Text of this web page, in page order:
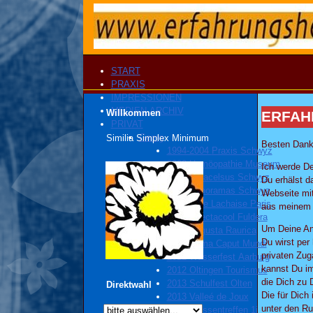
START
PRAXIS
IMPRESSIONEN
MEDIEN ARCHIV
PRIVAT
Georg
1994-2004 Praxis Schwyz
2000 Homöopathie Museum
2001 Paracelsus Schwyz
2004 Panoramas Schwyz
2005 Pére Lachaise Paris
2009 Spectacool Fuldera
2010 Augusta Raurica
2012 Roma Caput Mundi
2012 Wasserfest Aarburg
2012 Oltingen Tourismus
2013 Schulfest Olten
2013 Valleé de Joux
2013 Klassentreffen 1i
Willkommen
Similia Simplex Minimum
Direktwahl
Besten
Ich werde
Du erhälst
Webseite
aus meinem
Um Deine
Du wirst per
privaten
kannst Du
die Dich zu
Die für Dich
unter den